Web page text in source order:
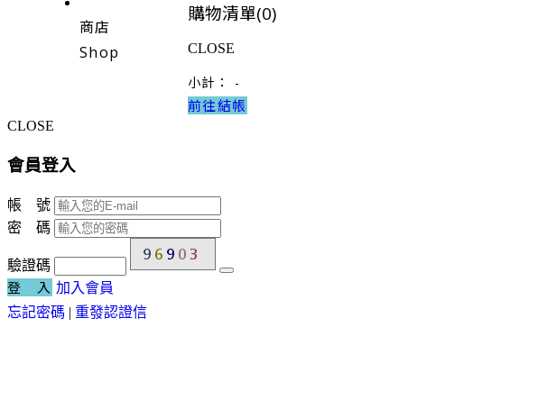
商店
Shop
購物清單(0)
CLOSE
小計： -
前往結帳
CLOSE
會員登入
帳 號
密 碼
驗證碼
登 入 加入會員
忘記密碼 | 重發認證信